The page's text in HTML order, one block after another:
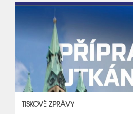
TISKOVÉ ZPRÁVY